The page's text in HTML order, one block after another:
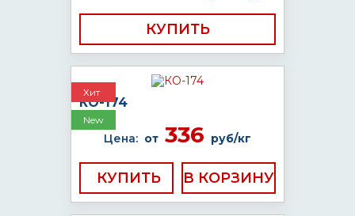
КУПИТЬ
Хит
New
КО-174
Цена: от 336 руб/кг
КУПИТЬ